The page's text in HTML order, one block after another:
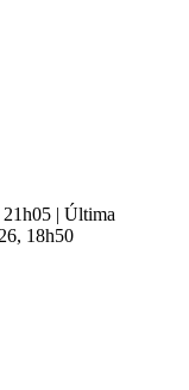
21h05 | Última
18h50